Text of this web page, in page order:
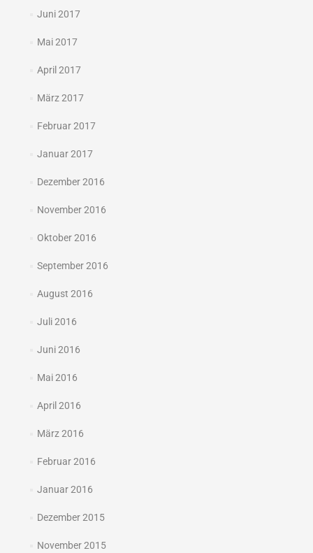
Juni 2017
Mai 2017
April 2017
März 2017
Februar 2017
Januar 2017
Dezember 2016
November 2016
Oktober 2016
September 2016
August 2016
Juli 2016
Juni 2016
Mai 2016
April 2016
März 2016
Februar 2016
Januar 2016
Dezember 2015
November 2015